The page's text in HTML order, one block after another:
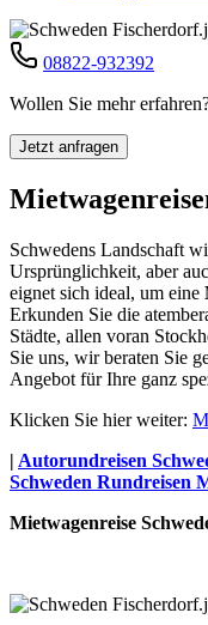
08822-932392
Wollen Sie mehr
Jetzt anfragen
Schwedens Landschaft
Ursprünglichkeit, aber
eignet sich ideal, um eine
Erkunden Sie die
Städte, allen voran
Sie uns, wir beraten Sie
Angebot für Ihre ganz
Klicken Sie hier weiter:
| Autorundreisen
Schweden Rundreisen
Mietwagenreise